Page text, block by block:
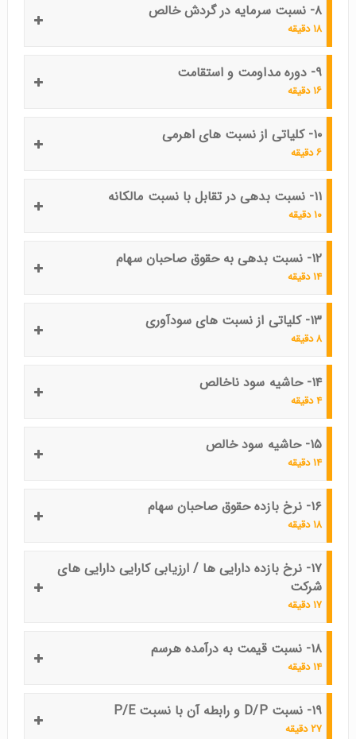
۸- نسبت سرمایه در گردش خالص
۱۸ دقیقه
۹- دوره مداومت و استقامت
۱۶ دقیقه
۱۰- کلیاتی از نسبت های اهرمی
۶ دقیقه
۱۱- نسبت بدهی در تقابل با نسبت مالکانه
۱۰ دقیقه
۱۲- نسبت بدهی به حقوق صاحبان سهام
۱۴ دقیقه
۱۳- کلیاتی از نسبت های سودآوری
۸ دقیقه
۱۴- حاشیه سود ناخالص
۴ دقیقه
۱۵- حاشیه سود خالص
۱۴ دقیقه
۱۶- نرخ بازده حقوق صاحبان سهام
۱۸ دقیقه
۱۷- نرخ بازده دارایی ها / ارزیابی کارایی دارایی های
شرکت
۱۷ دقیقه
۱۸- نسبت قیمت به درآمده هرسم
۱۴ دقیقه
۱۹- نسبت D/P و رابطه آن با نسبت P/E
۲۷ دقیقه